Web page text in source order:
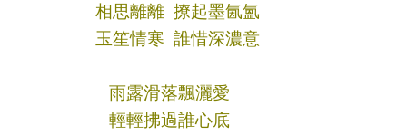
相思離離 撩起墨氤氳
玉笙情寒 誰惜深濃意
雨露滑落飄灑愛
輕輕拂過誰心底